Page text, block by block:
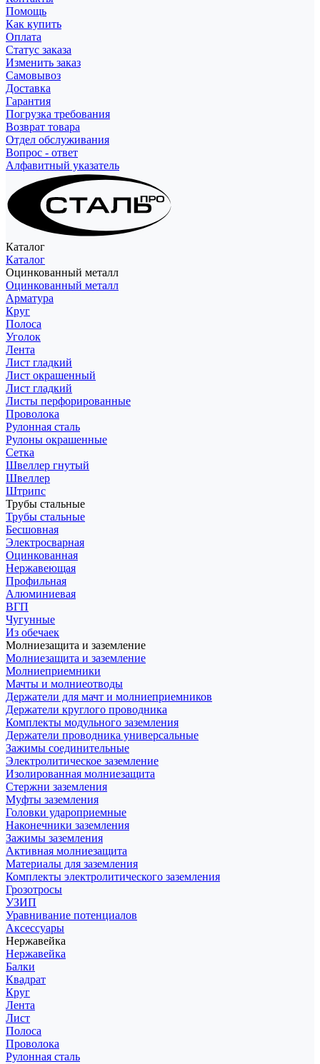
Помощь
Как купить
Оплата
Статус заказа
Изменить заказ
Самовывоз
Доставка
Гарантия
Погрузка требования
Возврат товара
Отдел обслуживания
Вопрос - ответ
Алфавитный указатель
Каталог
Каталог
Оцинкованный металл
Оцинкованный металл
Арматура
Круг
Полоса
Уголок
Лента
Лист гладкий
Лист окрашенный
Лист гладкий
Листы перфорированные
Проволока
Рулонная сталь
Рулоны окрашенные
Сетка
Швеллер гнутый
Швеллер
Штрипс
Трубы стальные
Трубы стальные
Бесшовная
Электросварная
Оцинкованная
Нержавеющая
Профильная
Алюминиевая
ВГП
Чугунные
Из обечаек
Молниезащита и заземление
Молниезащита и заземление
Молниеприемники
Мачты и молниеотводы
Держатели для мачт и молниеприемников
Держатели круглого проводника
Комплекты модульного заземления
Держатели проводника универсальные
Зажимы соединительные
Электролитическое заземление
Изолированная молниезащита
Стержни заземления
Муфты заземления
Головки удароприемные
Наконечники заземления
Зажимы заземления
Активная молниезащита
Материалы для заземления
Комплекты электролитического заземления
Грозотросы
УЗИП
Уравнивание потенциалов
Аксессуары
Нержавейка
Нержавейка
Балки
Квадрат
Круг
Лента
Лист
Полоса
Проволока
Рулонная сталь